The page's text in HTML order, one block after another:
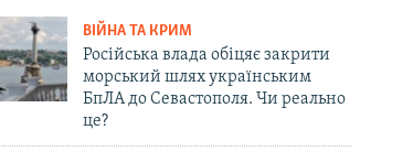
ВІЙНА ТА КРИМ
Російська влада обіцяє закрити
морський шлях українським
БпЛА до Севастополя. Чи реально
це?